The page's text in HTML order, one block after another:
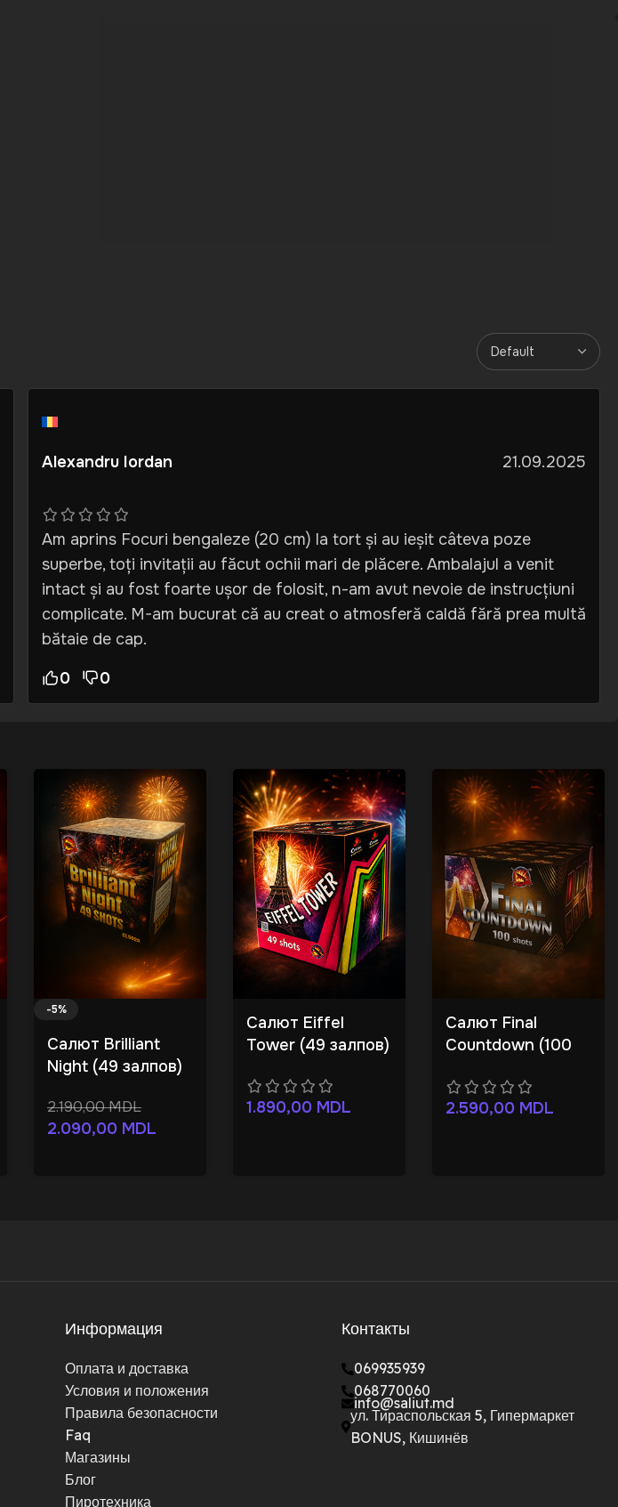
Alexandru Iordan 21.09.2025
Am aprins Focuri bengaleze (20 cm) la tort și au ieșit câteva poze
superbe, toți invitații au făcut ochii mari de plăcere. Ambalajul a venit
intact și au fost foarte ușor de folosit, n-am avut nevoie de instrucțiuni
complicate. M-am bucurat că au creat o atmosferă caldă fără prea multă
bătaie de cap.
0 0
-5%
Салют Brilliant
Night (49 залпов)
2.190,00MDL
2.090,00 MDL
Салют Eiffel
Tower (49 залпов)
1.890,00 MDL
Салют Final
Countdown (100
2.590,00 MDL
Информация
Оплата и доставка
Условия и положения
Правила безопасности
Faq
Магазины
Блог
Пиротехника
Контакты
069935939
068770060
info@saliut.md
ул. Тираспольская 5, Гипермаркет
BONUS, Кишинёв